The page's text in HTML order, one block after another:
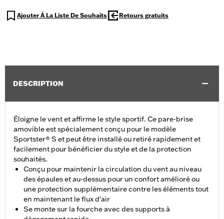
Ajouter À La Liste De Souhaits Retours gratuits
DESCRIPTION
Éloigne le vent et affirme le style sportif. Ce pare-brise
amovible est spécialement conçu pour le modèle
Sportster® S et peut être installé ou retiré rapidement et
facilement pour bénéficier du style et de la protection
souhaités.
Conçu pour maintenir la circulation du vent au niveau
des épaules et au-dessus pour un confort amélioré ou
une protection supplémentaire contre les éléments tout
en maintenant le flux d'air
Se monte sur la fourche avec des supports à